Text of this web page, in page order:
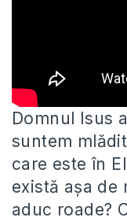
Domnul Isus
suntem
care este în El
există așa de
aduc roade?